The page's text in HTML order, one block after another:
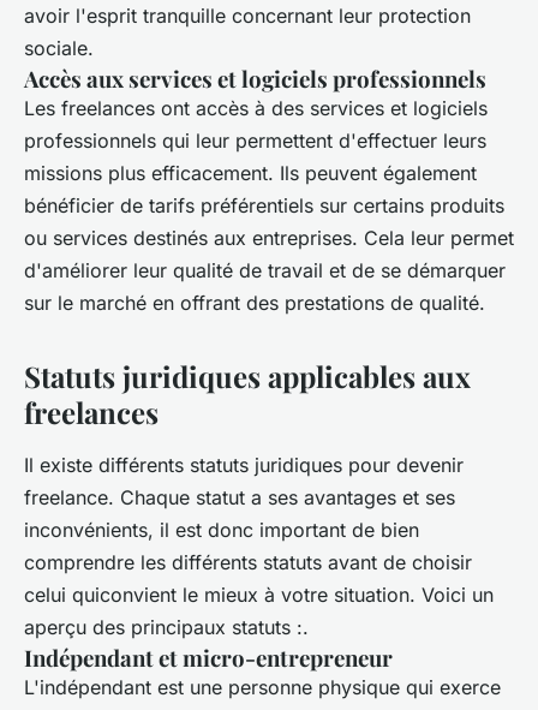
avoir l'esprit tranquille concernant leur protection
sociale.
Accès aux services et logiciels professionnels
Les freelances ont accès à des services et logiciels
professionnels qui leur permettent d'effectuer leurs
missions plus efficacement. Ils peuvent également
bénéficier de tarifs préférentiels sur certains produits
ou services destinés aux entreprises. Cela leur permet
d'améliorer leur qualité de travail et de se démarquer
sur le marché en offrant des prestations de qualité.
Statuts juridiques applicables aux
freelances
Il existe différents statuts juridiques pour devenir
freelance. Chaque statut a ses avantages et ses
inconvénients, il est donc important de bien
comprendre les différents statuts avant de choisir
celui quiconvient le mieux à votre situation. Voici un
aperçu des principaux statuts :.
Indépendant et micro-entrepreneur
L'indépendant est une personne physique qui exerce